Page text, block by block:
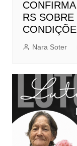
RS SOBRE
Nara Soter